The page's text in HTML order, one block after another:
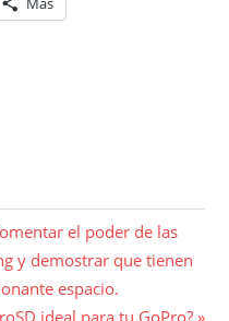
el poder de las
y demostrar que tienen
espacio.